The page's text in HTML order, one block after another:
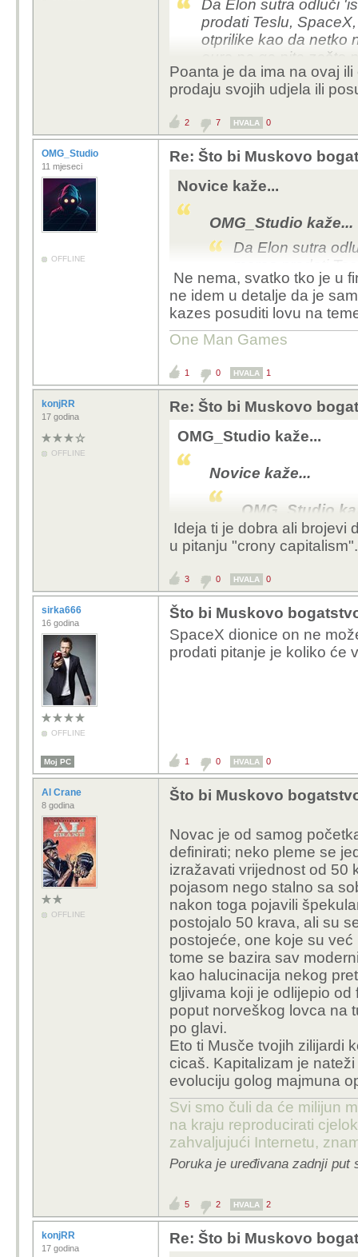
Da Elon sutra odluči
prodati Teslu,
otprilike kao da netko
eura pa ga pita zašto
milijarderi sjede na
naslovi su dobar test
tekućem računu. Po
vrijedan 300.000 eura
pisan za ljude koji
novčanik.😄
Poanta je da ima na ovaj
prodaju svojih udjela ili
2 7 HVALA 0
OMG_Studio
11 mjeseci
OFFLINE
Re: Što bi Muskovo
Novice kaže...
OMG_Studio kaže...
Da Elon sutra
morao prodati
carstva. To je
kuću vrijednu
Ferrarija. Ljudi i
novca kao
procijenjena
računu. Po toj
vrijedan 300.000
Naslov pisan za
isto što i
Poanta je da ima na
prodaju svojih udjela
Ne nema, svatko tko je u
ne idem u detalje da je
kazes posuditi lovu na
One Man Games
1 0 HVALA 1
konjRR
17 godina
OFFLINE
Re: Što bi Muskovo
OMG_Studio kaže...
Novice kaže...
OMG_Studio
Da Elon
bi morao
napiše da
ga pita
milijarderi
Ovakvi
medija
Poanta je da ima
Bilo kroz prodaju
Ne nema, svatko tko
sad ne idem u detalje
moguce kako kazes
Ideja ti je dobra ali brojevi
u pitanju "crony capitalism".
3 0 HVALA 0
sirka666
16 godina
OFFLINE
Što bi Muskovo
SpaceX dionice on ne
prodati pitanje je koliko će
Moj PC 1 0 HVALA 0
Al Crane
8 godina
OFFLINE
Što bi Muskovo
Novac je od samog
definirati; neko pleme se
izražavati vrijednost od 50
pojasom nego stalno sa
nakon toga pojavili
postojalo 50 krava, ali su
postojeće, one koje su
tome se bazira sav
kao halucinacija nekog
gljivama koji je odlijepio
poput norveškog lovca na
po glavi.
Eto ti Musče tvojih zilijardi
cicaš. Kapitalizam je
evoluciju golog majmuna
Svi smo čuli da će milijun
na kraju reproducirati
zahvaljujući Internetu,
Poruka je uređivana zadnji put
5 2 HVALA 2
konjRR
17 godina
Re: Što bi Muskovo